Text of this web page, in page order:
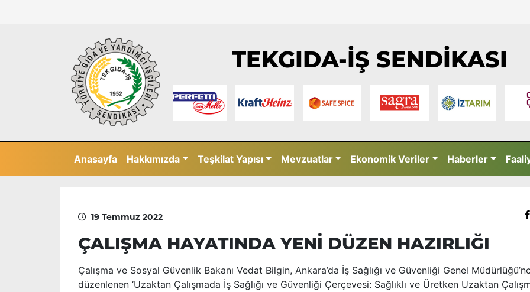
TEKGIDA-İŞ SENDİKASI
Anasayfa Hakkımızda Teşkilat Yapısı Mevzuatlar Ekonomik Veriler Haberler
19 Temmuz 2022
ÇALIŞMA HAYATINDA YENİ DÜZEN HAZIRLIĞI
Çalışma ve Sosyal Güvenlik Bakanı Vedat Bilgin, Ankara’da İş Sağlığı ve Güvenliği Genel
düzenlenen ‘Uzaktan Çalışmada İş Sağlığı ve Güvenliği Çerçevesi: Sağlıklı ve Üretken Uzaktan